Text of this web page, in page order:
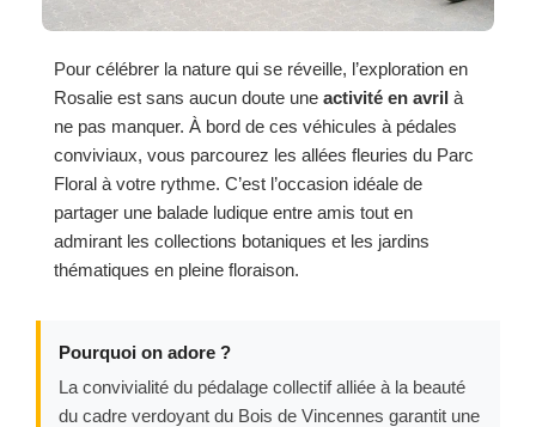
Pour célébrer la nature qui se réveille, l’exploration en
Rosalie est sans aucun doute une activité en avril à
ne pas manquer. À bord de ces véhicules à pédales
conviviaux, vous parcourez les allées fleuries du Parc
Floral à votre rythme. C’est l’occasion idéale de
partager une balade ludique entre amis tout en
admirant les collections botaniques et les jardins
thématiques en pleine floraison.
Pourquoi on adore ?
La convivialité du pédalage collectif alliée à la beauté
du cadre verdoyant du Bois de Vincennes garantit une